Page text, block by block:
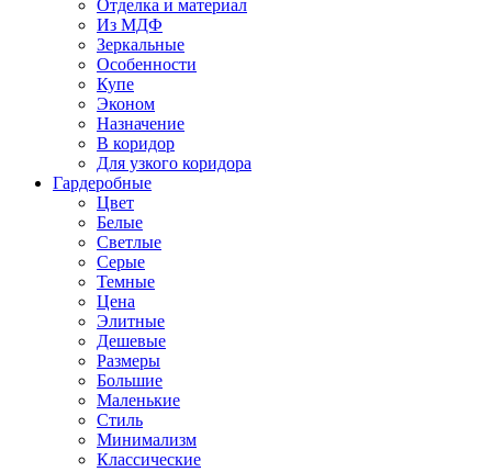
Отделка и материал
Из МДФ
Зеркальные
Особенности
Купе
Эконом
Назначение
В коридор
Для узкого коридора
Гардеробные
Цвет
Белые
Светлые
Серые
Темные
Цена
Элитные
Дешевые
Размеры
Большие
Маленькие
Стиль
Минимализм
Классические